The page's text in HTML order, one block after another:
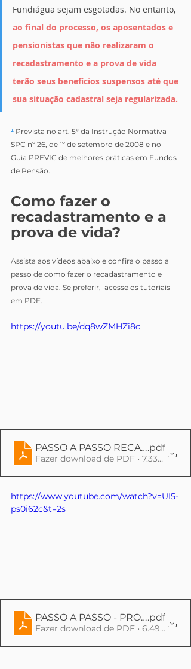
Fundiágua sejam esgotadas. No entanto,
ao final do processo, os aposentados e
pensionistas que não realizaram o
recadastramento e a prova de vida
terão seus benefícios suspensos até que
sua situação cadastral seja regularizada.
¹ Prevista no art. 5° da Instrução Normativa
SPC nº 26, de 1º de setembro de 2008 e no
Guia PREVIC de melhores práticas em Fundos
de Pensão.
Como fazer o
recadastramento e a
prova de vida?
Assista aos vídeos abaixo e confira o passo a
passo de como fazer o recadastramento e
prova de vida. Se preferir,  acesse os tutoriais
em PDF.
https://youtu.be/dq8wZMHZi8c
PASSO A PASSO .pdf
Fazer download de PDF • 7.33MB
https://www.youtube.com/watch?v=UI5-
ps0i62c&t=2s
PASSO A PASSO - PROVA DE VIDA
.pdf
Fazer download de PDF • 6.49MB